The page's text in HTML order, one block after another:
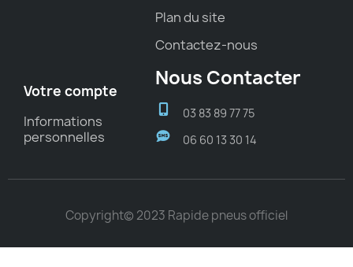
Plan du site
Contactez-nous
Votre compte
Informations
personnelles
Nous Contacter
03 83 89 77 75
06 60 13 30 14
Copyright© 2023 Rapide pneus officiel